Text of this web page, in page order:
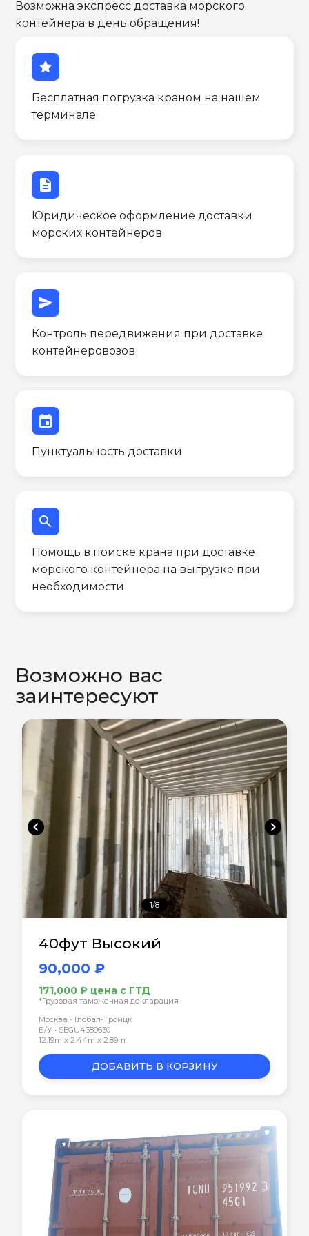
Возможна экспресс доставка морского
контейнера в день обращения!
star
Бесплатная погрузка краном на нашем
терминале
description
Юридическое оформление доставки
морских контейнеров
send
Контроль передвижения при доставке
контейнеровозов
event
Пунктуальность доставки
search
Помощь в поиске крана при доставке
морского контейнера на выгрузке при
необходимости
Возможно вас
заинтересуют
chevron_left chevron_right
1/8
40фут Высокий
90,000 ₽
171,000 ₽ цена с ГТД
*Грузовая таможенная декларация
Москва - Глобал-Троицк
Б/У • SEGU4389630
12.19m x 2.44m x 2.89m
ДОБАВИТЬ В КОРЗИНУ